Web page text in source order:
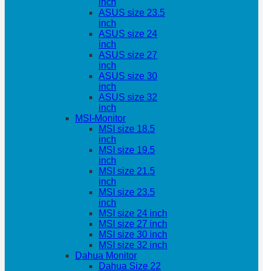
inch
ASUS size 23.5
inch
ASUS size 24
inch
ASUS size 27
inch
ASUS size 30
inch
ASUS size 32
inch
MSI-Monitor
MSI size 18.5
inch
MSI size 19.5
inch
MSI size 21.5
inch
MSI size 23.5
inch
MSI size 24 inch
MSI size 27 inch
MSI size 30 inch
MSI size 32 inch
Dahua Monitor
Dahua Size 22